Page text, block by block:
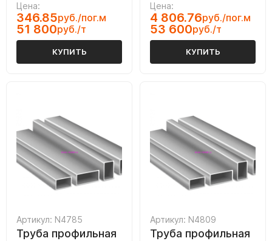
Цена:
346.85руб./пог.м
51 800руб./т
КУПИТЬ
Цена:
4 806.76руб./пог.м
53 600руб./т
КУПИТЬ
Артикул: N4785
Труба профильная
Артикул: N4809
Труба профильная